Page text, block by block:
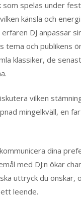
som spelas under
känsla och
DJ anpassar
tema och publikens
klassiker, de
vilken
mingelkväll, en
dina
med DJ:n ökar
uttryck du önskar,
leende.